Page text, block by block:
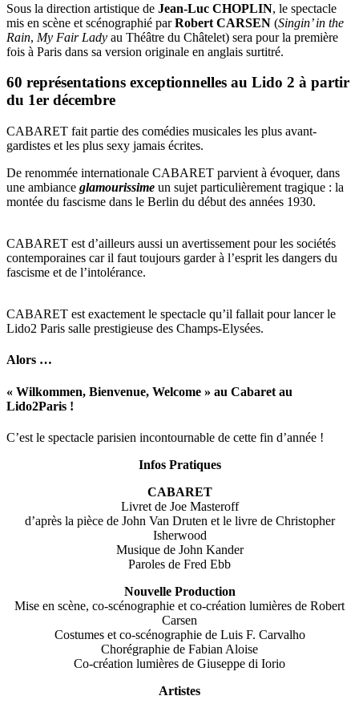
Sous la direction artistique de Jean-Luc CHOPLIN, le spectacle
mis en scène et scénographié parRobert CARSEN (Singin’ in the
Rain, My Fair Lady au Théâtre du Châtelet) sera pour la première
fois à Paris dans sa version originale en anglais surtitré.
60 représentations exceptionnelles au Lido 2 à partir
du 1er décembre
CABARET fait partie des comédies musicales les plus avant-
gardistes et les plus sexy jamais écrites.
De renommée internationale CABARET parvient à évoquer, dans
une ambiance glamourissime un sujet particulièrement tragique : la
montée du fascisme dans le Berlin du début des années 1930.
CABARET est d’ailleurs aussi un avertissement pour les sociétés
contemporaines car il faut toujours garder à l’esprit les dangers du
fascisme et de l’intolérance.
CABARET est exactement le spectacle qu’il fallait pour lancer le
Lido2 Paris salle prestigieuse des Champs-Elysées.
Alors …
« Wilkommen, Bienvenue, Welcome » au Cabaret au
Lido2Paris !
C’est le spectacle parisien incontournable de cette fin d’année !
Infos Pratiques
CABARET
Livret de Joe Masteroff
d’après la pièce de John Van Druten et le livre de Christopher
Isherwood
Musique de John Kander
Paroles de Fred Ebb
Nouvelle Production
Mise en scène, co-scénographie et co-création lumières de Robert
Carsen
Costumes et co-scénographie de Luis F. Carvalho
Chorégraphie de Fabian Aloise
Co-création lumières de Giuseppe di Iorio
Artistes